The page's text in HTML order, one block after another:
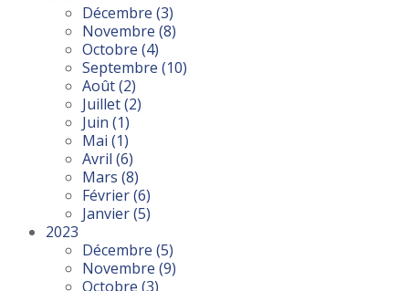
Décembre (3)
Novembre (8)
Octobre (4)
Septembre (10)
Août(2)
Juillet(2)
Juin (1)
Mai (1)
Avril (6)
Mars (8)
Février(6)
Janvier(5)
2023
Décembre (5)
Novembre (9)
Octobre (3)